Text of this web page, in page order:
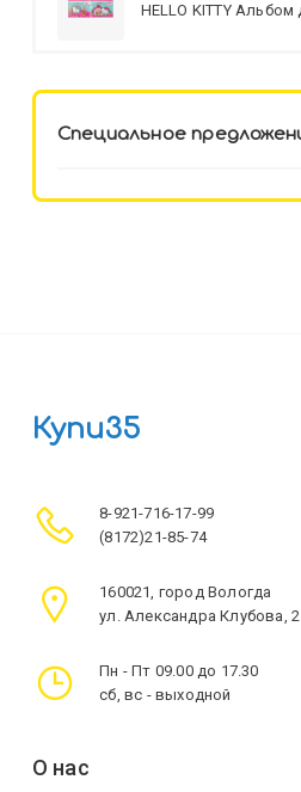
HELLO KITTY
Специальное
Купи35
8-921-716-17-99
(8172)21-85-74
160021, город Вологда
ул. Александра Клубова,
Пн - Пт 09.00 до 17.30
сб, вс - выходной
О нас